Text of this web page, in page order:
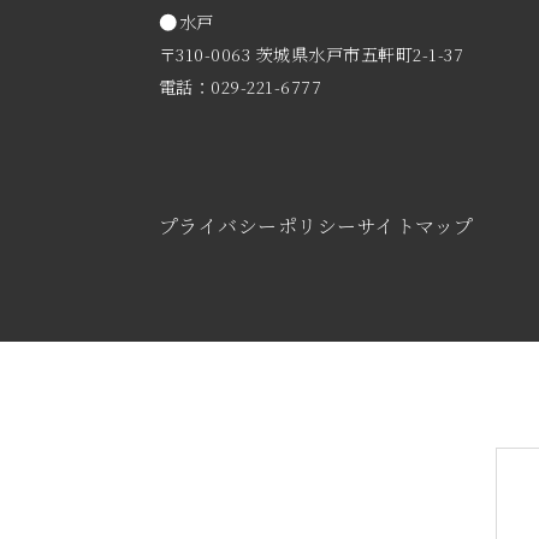
水戸
〒310-0063 茨城県水戸市五軒町2-1-37
電話：029-221-6777
プライバシーポリシーサイトマップ